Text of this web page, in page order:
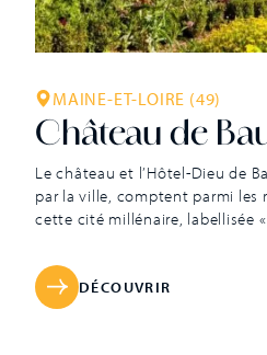
MAINE-ET-LOIRE (49)
Château de
Le château et l’Hôtel-Dieu de
par la ville, comptent parmi les
cette cité millénaire, labellisée
nombreuses réalisations
d’Anjou, fait bâtir le château
DÉCOUVRIR